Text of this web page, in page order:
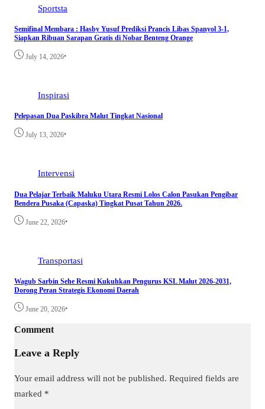
Sportsta
Semifinal Membara : Hasby Yusuf Prediksi Prancis Libas Spanyol 3-1,
Siapkan Ribuan Sarapan Gratis di Nobar Benteng Orange
July 14, 2026•
Inspirasi
Pelepasan Dua Paskibra Malut Tingkat Nasional
July 13, 2026•
Intervensi
Dua Pelajar Terbaik Maluku Utara Resmi Lolos Calon Pasukan Pengibar
Bendera Pusaka (Capaska) Tingkat Pusat Tahun 2026.
June 22, 2026•
Transportasi
Wagub Sarbin Sehe Resmi Kukuhkan Pengurus KSL Malut 2026-2031,
Dorong Peran Strategis Ekonomi Daerah
June 20, 2026•
Comment
Leave a Reply
Your email address will not be published. Required fields are
marked *